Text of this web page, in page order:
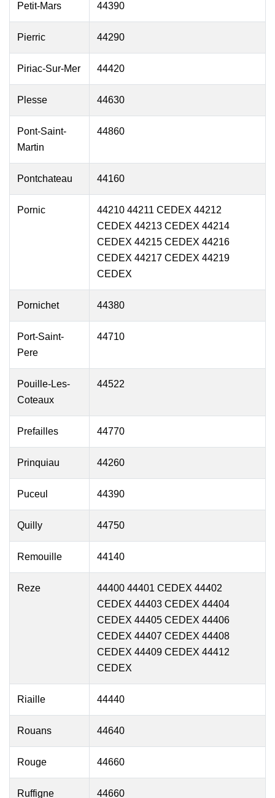
Petit-Mars 44390
Pierric 44290
Piriac-Sur-Mer 44420
Plesse 44630
Pont-Saint-
Martin
44860
Pontchateau 44160
Pornic
44210 44211 CEDEX 44212
CEDEX 44213 CEDEX 44214
CEDEX 44215 CEDEX 44216
CEDEX 44217 CEDEX 44219
CEDEX
Pornichet 44380
Port-Saint-
Pere
44710
Pouille-Les-
Coteaux
44522
Prefailles 44770
Prinquiau 44260
Puceul 44390
Quilly 44750
Remouille 44140
Reze
44400 44401 CEDEX 44402
CEDEX 44403 CEDEX 44404
CEDEX 44405 CEDEX 44406
CEDEX 44407 CEDEX 44408
CEDEX 44409 CEDEX 44412
CEDEX
Riaille 44440
Rouans 44640
Rouge 44660
Ruffigne 44660